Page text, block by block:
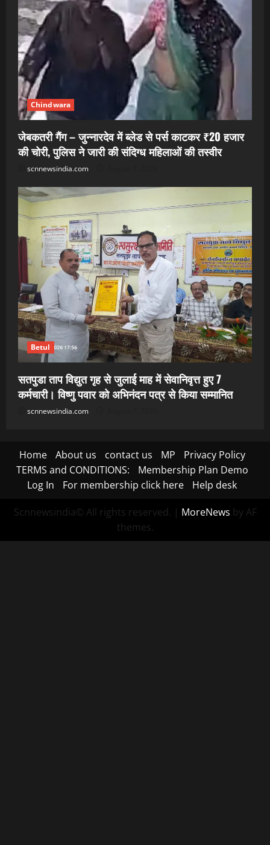
Chindwara
जेबकतरी गैंग – जुन्नारदेव में ब्लेड से पर्स काटकर ₹20 हजार
की चोरी, पुलिस ने जारी की संदिग्ध महिलाओं की तस्वीर
scnnewsindia.com
Betul
सतपुडा ताप विद्युत गृह से जुलाई माह में सेवानिवृत्त हुए 7
कर्मचारी। विष्णु पवार को अभिनंदन पत्र से किया सम्मानित
scnnewsindia.com
Home About us contact us MP
Privacy Policy
TERMS and CONDITIONS:
Membership Plan Demo
Log In
For membership click here Help desk
Scnnewsindia© All rights reserved. | MoreNews by AF
themes.